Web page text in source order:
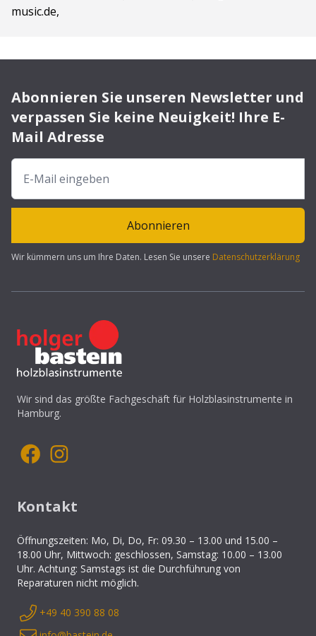
music.de,
Abonnieren Sie unseren Newsletter und
verpassen Sie keine Neuigkeit! Ihre E-
Mail Adresse
Abonnieren
Wir kümmern uns um Ihre Daten. Lesen Sie unsere Datenschutzerklärung
Wir sind das größte Fachgeschäft für Holzblasinstrumente in
Hamburg.
Kontakt
Öffnungszeiten: Mo, Di, Do, Fr: 09.30 – 13.00 und 15.00 –
18.00 Uhr, Mittwoch: geschlossen, Samstag: 10.00 – 13.00
Uhr. Achtung: Samstags ist die Durchführung von
Reparaturen nicht möglich.
+49 40 390 88 08